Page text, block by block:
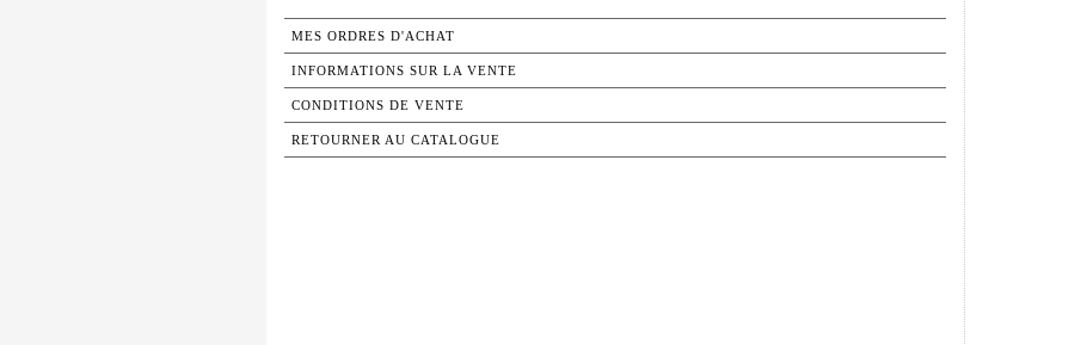
MES ORDRES D'ACHAT
INFORMATIONS SUR LA VENTE
CONDITIONS DE VENTE
RETOURNER AU CATALOGUE